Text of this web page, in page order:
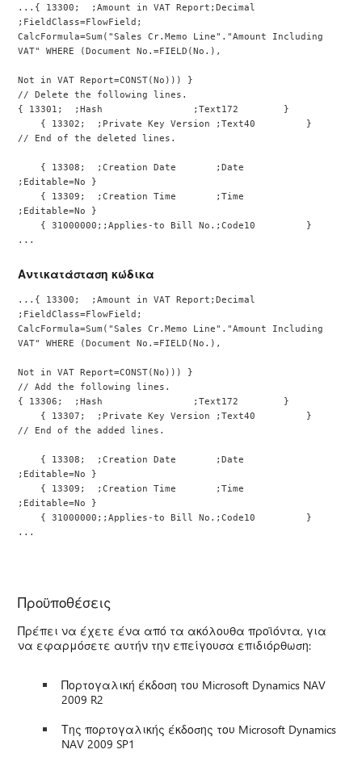
...{ 13300;  ;Amount in VAT Report;Decimal
;FieldClass=FlowField;
CalcFormula=Sum("Sales Cr.Memo Line"."Amount Including
VAT" WHERE (Document No.=FIELD(No.),
Not in VAT Report=CONST(No))) }
// Delete the following lines.
{ 13301;  ;Hash                ;Text172        }
    { 13302;  ;Private Key Version ;Text40         }
// End of the deleted lines.
;Editable=No }
;Editable=No }
    { 31000000;;Applies-to Bill No.;Code10         }
...
Αντικατάσταση κώδικα
...{ 13300;  ;Amount in VAT Report;Decimal
;FieldClass=FlowField;
CalcFormula=Sum("Sales Cr.Memo Line"."Amount Including
VAT" WHERE (Document No.=FIELD(No.),
Not in VAT Report=CONST(No))) }
// Add the following lines.
{ 13306;  ;Hash                ;Text172        }
    { 13307;  ;Private Key Version ;Text40         }
// End of the added lines.
;Editable=No }
;Editable=No }
    { 31000000;;Applies-to Bill No.;Code10         }
...
Προϋποθέσεις
Πρέπει να έχετε ένα από τα ακόλουθα προϊόντα, για
να εφαρμόσετε αυτήν την επείγουσα επιδιόρθωση:
Πορτογαλική έκδοση του Microsoft Dynamics NAV
2009 R2
Της πορτογαλικής έκδοσης του Microsoft Dynamics
NAV 2009 SP1